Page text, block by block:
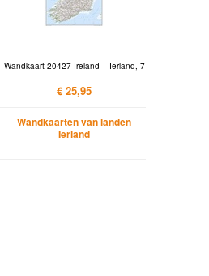
Wandkaart 20427 Ireland – Ierland, 7
€ 25,95
Wandkaarten van landen
Ierland